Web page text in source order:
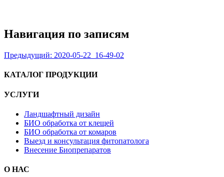
Навигация по записям
Предыдущий: 2020-05-22_16-49-02
КАТАЛОГ ПРОДУКЦИИ
УСЛУГИ
Ландшафтный дизайн
БИО обработка от клещей
БИО обработка от комаров
Выезд и консультация фитопатолога
Внесение Биопрепаратов
О НАС